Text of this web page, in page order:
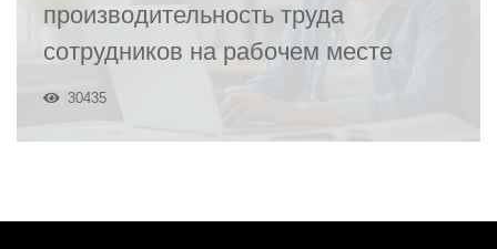
производительность труда
сотрудников на рабочем месте
30435